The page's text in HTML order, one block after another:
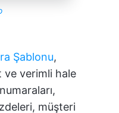
Şablonu,
ve verimli hale
müşteri